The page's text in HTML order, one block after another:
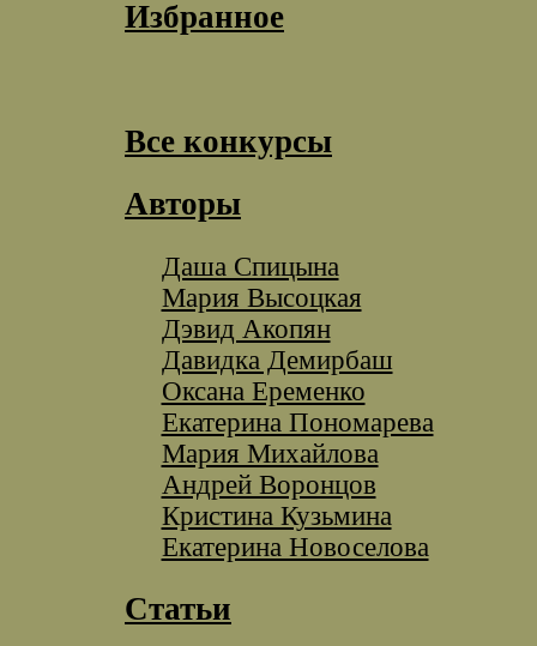
Избранное
Все конкурсы
Авторы
Даша Спицына
Мария Высоцкая
Дэвид Акопян
Давидка Демирбаш
Оксана Еременко
Екатерина Пономарева
Мария Михайлова
Андрей Воронцов
Кристина Кузьмина
Екатерина Новоселова
Статьи